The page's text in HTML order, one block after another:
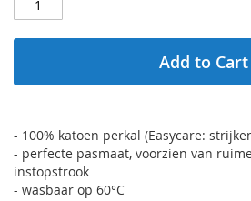
Add to Cart
- 100% katoen perkal (Easycare:
- perfecte pasmaat, voorzien van
instopstrook
- wasbaar op 60°C